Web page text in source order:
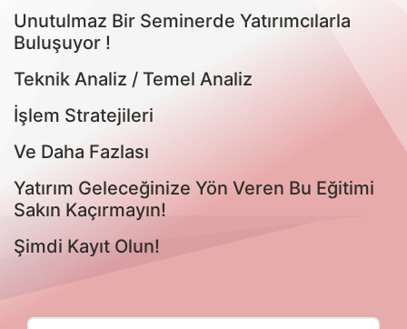
Unutulmaz Bir Seminerde Yatırımcılarla
Buluşuyor !
Teknik Analiz / Temel Analiz
İşlem Stratejileri
Ve Daha Fazlası
Yatırım Geleceğinize Yön Veren Bu Eğitimi
Sakın Kaçırmayın!
Şimdi Kayıt Olun!